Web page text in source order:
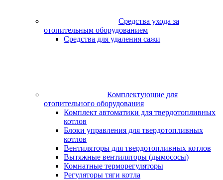
Средства ухода за
отопительным оборудованием
Средства для удаления сажи
Комплектующие для
отопительного оборудования
Комплект автоматики для твердотопливных
котлов
Блоки управления для твердотопливных
котлов
Вентиляторы для твердотопливных котлов
Вытяжные вентиляторы (дымососы)
Комнатные терморегуляторы
Регуляторы тяги котла